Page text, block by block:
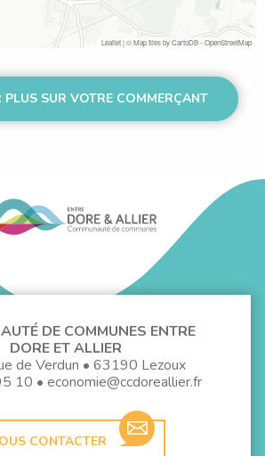
Leaflet| © Map tiles byCartoDB- OpenStreetMap
EN SAVOIR PLUS SUR VOTRE COMMERÇANT
DE COMMUNES ENTRE
DORE ET ALLIER
de Verdun • 63190 Lezoux
10 • economie@ccdoreallier.fr
CONTACTER